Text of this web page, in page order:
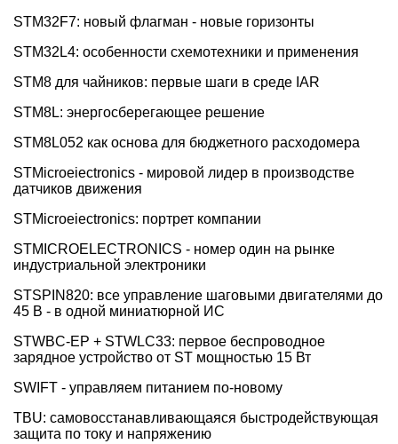
STM32F7: новый флагман - новые горизонты
STM32L4: особенности схемотехники и применения
STM8 для чайников: первые шаги в среде IAR
STM8L: энергосберегающее решение
STM8L052 как основа для бюджетного расходомера
STMicroeiectronics - мировой лидер в производстве
датчиков движения
STMicroeiectronics: портрет компании
STMICROELECTRONICS - номер один на рынке
индустриальной электроники
STSPIN820: все управление шаговыми двигателями до
45 В - в одной миниатюрной ИС
STWBC-EP + STWLC33: первое беспроводное
зарядное устройство от ST мощностью 15 Вт
SWIFT - управляем питанием по-новому
TBU: самовосстанавливающаяся быстродействующая
защита по току и напряжению